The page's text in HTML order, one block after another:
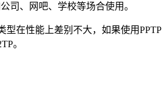
司、网吧、学校等场合使用。
型在性能上差别不大，如果使用PPTP
。